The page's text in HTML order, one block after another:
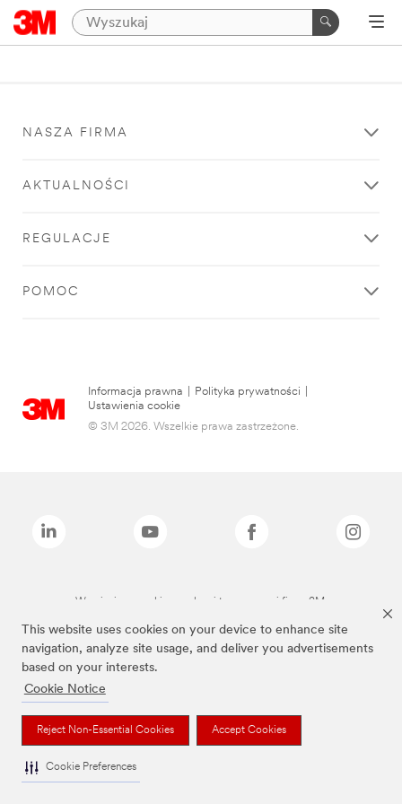
This website uses cookies on your device to enhance site
navigation, analyze site usage, and deliver you advertisements
based on your interests.
Cookie Notice
Reject Non-Essential Cookies Accept Cookies
Cookie Preferences
NASZA FIRMA
AKTUALNOŚCI
REGULACJE
POMOC
Informacja prawna Polityka prywatności
Ustawienia cookie
© 3M 2026. Wszelkie prawa zastrzeżone.
Wymienione marki są znakami towarowymi firmy 3M.